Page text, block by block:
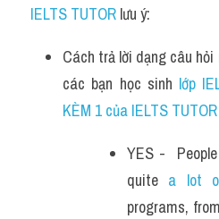
IELTS TUTOR lưu ý:
Cách trả lời dạng câu
các bạn học sinh lớp
KÈM 1 của IELTS TUTOR
YES -
quite a lot
programs,